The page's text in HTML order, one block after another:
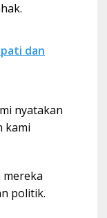
dan
nyatakan
kami
mereka
politik.